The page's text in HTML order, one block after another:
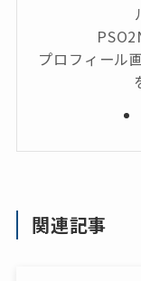
プロフィール
関連記事